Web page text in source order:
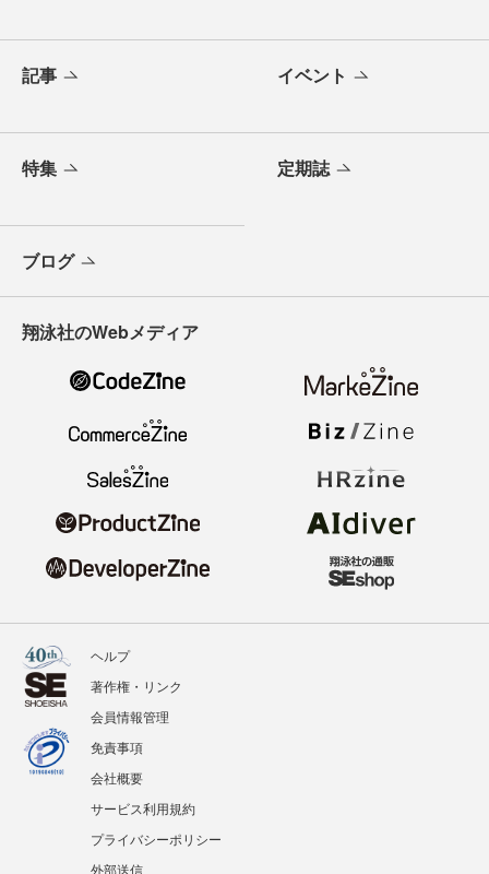
記事 イベント
特集 定期誌
ブログ
翔泳社のWebメディア
ヘルプ
著作権・リンク
会員情報管理
免責事項
会社概要
サービス利用規約
プライバシーポリシー
外部送信